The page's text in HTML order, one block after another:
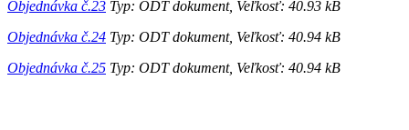
Objednávka č.23 Typ: ODT dokument, Veľkosť: 40.93 kB
Objednávka č.24 Typ: ODT dokument, Veľkosť: 40.94 kB
Objednávka č.25 Typ: ODT dokument, Veľkosť: 40.94 kB